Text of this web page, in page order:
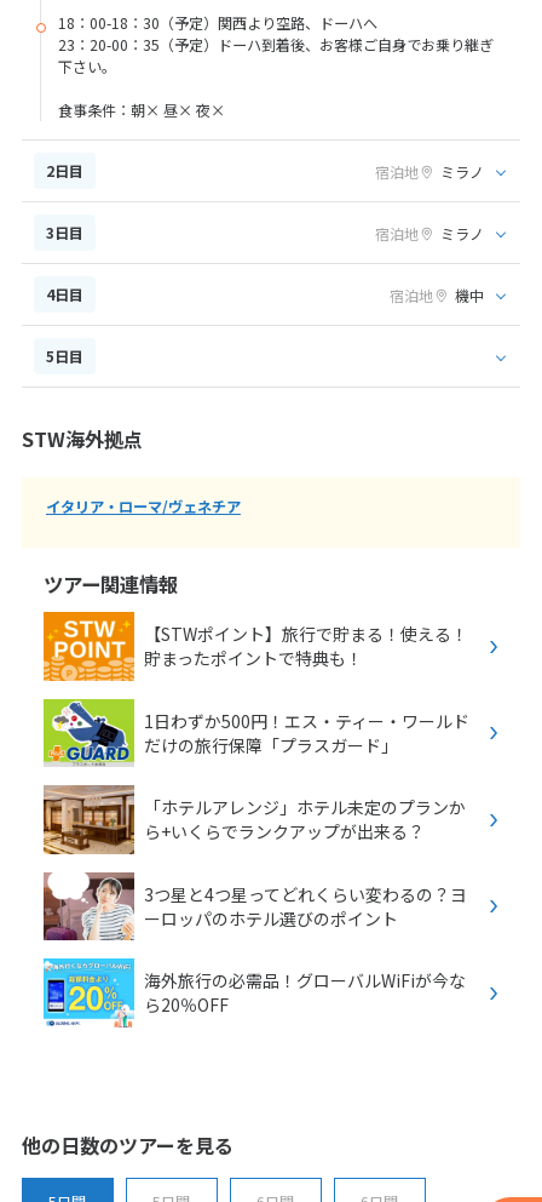
18：00-18：30（予定）関西より空路、ドーハへ
23：20-00：35（予定）ドーハ到着後、お客様ご自身でお乗り継ぎ
下さい。
食事条件：朝× 昼× 夜×
2日目 宿泊地 ミラノ
3日目 宿泊地 ミラノ
4日目 宿泊地 機中
5日目
STW海外拠点
イタリア・ローマ/ヴェネチア
ツアー関連情報
【STWポイント】旅行で貯まる！使える！
貯まったポイントで特典も！
1日わずか500円！エス・ティー・ワールド
だけの旅行保障「プラスガード」
「ホテルアレンジ」ホテル未定のプランか
ら+いくらでランクアップが出来る？
3つ星と4つ星ってどれくらい変わるの？ヨ
ーロッパのホテル選びのポイント
海外旅行の必需品！グローバルWiFiが今な
ら20％OFF
他の日数のツアーを見る